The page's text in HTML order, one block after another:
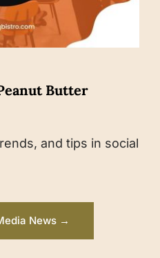
and tips in social
News →
Butter